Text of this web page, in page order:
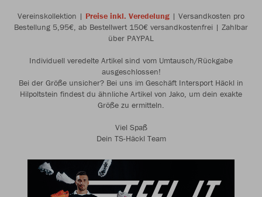
Vereinskollektion | Preise inkl. Veredelung | Versandkosten pro
Bestellung 5,95€, ab Bestellwert 150€ versandkostenfrei | Zahlbar
über PAYPAL
Individuell veredelte Artikel sind vom Umtausch/Rückgabe
ausgeschlossen!
Bei der Größe unsicher? Bei uns im Geschäft Intersport Häckl in
Hilpoltstein findest du ähnliche Artikel von Jako, um dein exakte
Größe zu ermitteln.
Viel Spaß
Dein TS-Häckl Team